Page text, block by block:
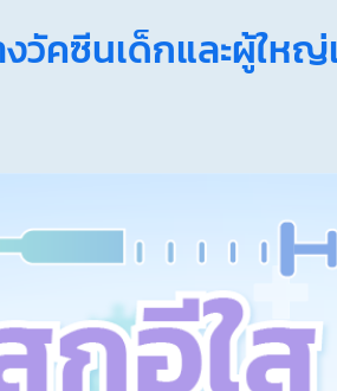
วัคซีนเด็กและผู้ให